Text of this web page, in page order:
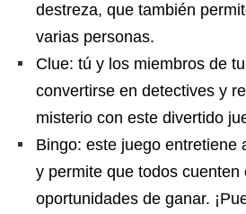
destreza, que también
varias personas.
Clue: tú y los miembros de
convertirse en detectives y
misterio con este divertido
Bingo: este juego entretiene
y permite que todos cuenten
oportunidades de ganar.